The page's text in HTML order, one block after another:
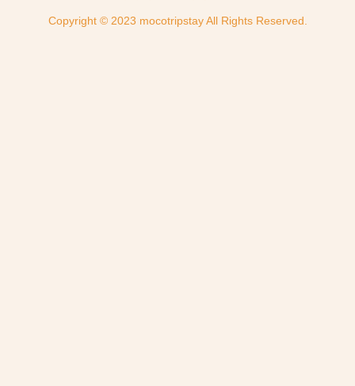
Copyright © 2023 mocotripstay All Rights Reserved.